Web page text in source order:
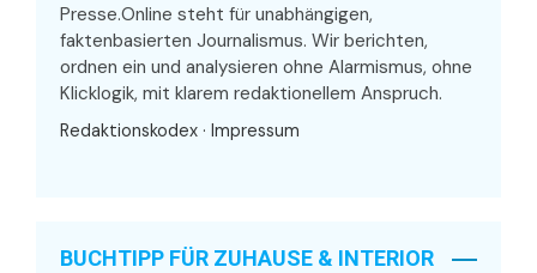
Presse.Online steht für unabhängigen,
faktenbasierten Journalismus. Wir berichten,
ordnen ein und analysieren ohne Alarmismus, ohne
Klicklogik, mit klarem redaktionellem Anspruch.
Redaktionskodex · Impressum
BUCHTIPP FÜR ZUHAUSE & INTERIOR